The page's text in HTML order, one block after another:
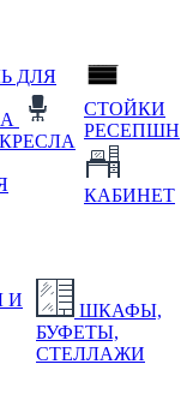
ДЛЯ
СТОЙКИ
РЕСЕПШН
КАБИНЕТ
И
ШКАФЫ,
БУФЕТЫ,
СТЕЛЛАЖИ